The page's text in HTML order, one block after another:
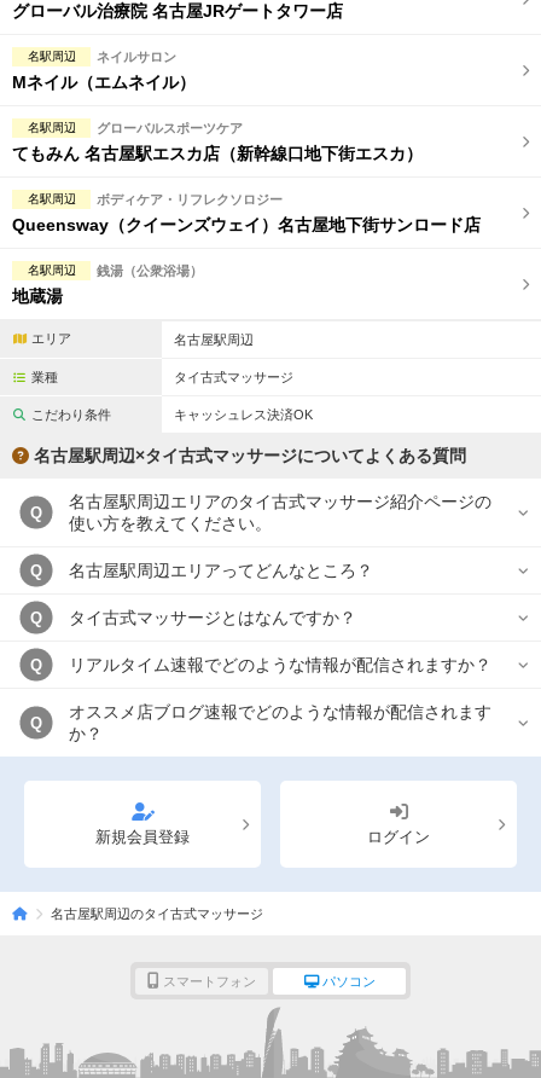
グローバル治療院 名古屋JRゲートタワー店
名駅周辺 ネイルサロン
Mネイル（エムネイル）
名駅周辺 グローバルスポーツケア
てもみん 名古屋駅エスカ店（新幹線口地下街エスカ）
名駅周辺 ボディケア・リフレクソロジー
Queensway（クイーンズウェイ）名古屋地下街サンロード店
名駅周辺 銭湯（公衆浴場）
地蔵湯
エリア 名古屋駅周辺
業種 タイ古式マッサージ
こだわり条件 キャッシュレス決済OK
名古屋駅周辺×タイ古式マッサージについてよくある質問
Q
名古屋駅周辺エリアのタイ古式マッサージ紹介ページの
使い方を教えてください。
Q 名古屋駅周辺エリアってどんなところ？
Q タイ古式マッサージとはなんですか？
Q リアルタイム速報でどのような情報が配信されますか？
Q
オススメ店ブログ速報でどのような情報が配信されます
か？
新規会員登録 ログイン
名古屋駅周辺のタイ古式マッサージ
スマートフォン パソコン